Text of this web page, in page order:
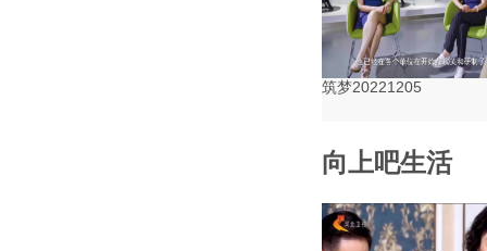
筑梦20221205
向上吧生活